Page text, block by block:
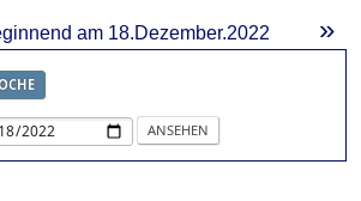
»
am 18.Dezember.2022